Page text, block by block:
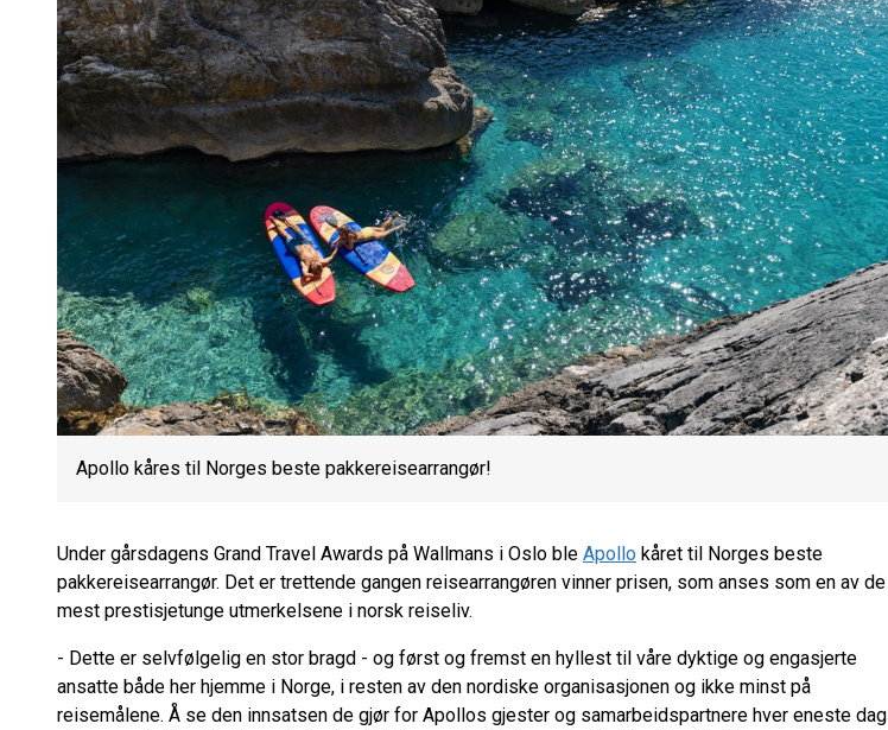
Apollo kåres til Norges beste pakkereisearrangør!
Under gårsdagens Grand Travel Awards på Wallmans i Oslo ble Apollo kåret til Norges beste
pakkereisearrangør. Det er trettende gangen reisearrangøren vinner prisen, som anses som en av de
mest prestisjetunge utmerkelsene i norsk reiseliv.
- Dette er selvfølgelig en stor bragd - og først og fremst en hyllest til våre dyktige og engasjerte
ansatte både her hjemme i Norge, i resten av den nordiske organisasjonen og ikke minst på
reisemålene. Å se den innsatsen de gjør for Apollos gjester og samarbeidspartnere hver eneste dag